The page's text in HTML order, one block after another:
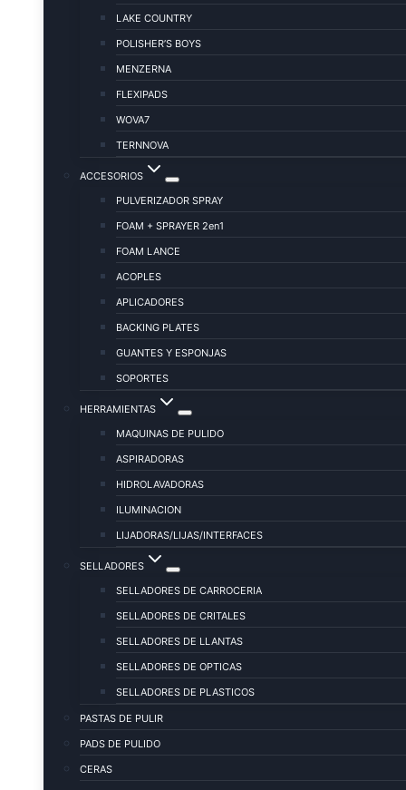
LAKE COUNTRY
POLISHER’S BOYS
MENZERNA
FLEXIPADS
WOVA7
TERNNOVA
ACCESORIOS
PULVERIZADOR SPRAY
FOAM + SPRAYER 2en1
FOAM LANCE
ACOPLES
APLICADORES
BACKING PLATES
GUANTES Y ESPONJAS
SOPORTES
HERRAMIENTAS
MAQUINAS DE PULIDO
ASPIRADORAS
HIDROLAVADORAS
ILUMINACION
LIJADORAS/LIJAS/INTERFACES
SELLADORES
SELLADORES DE CARROCERIA
SELLADORES DE CRITALES
SELLADORES DE LLANTAS
SELLADORES DE OPTICAS
SELLADORES DE PLASTICOS
PASTAS DE PULIR
PADS DE PULIDO
CERAS